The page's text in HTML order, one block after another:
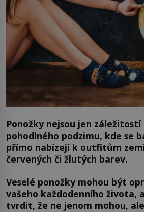
Ponožky nejsou jen
pohodlného podzimu, kde se
přímo nabízejí k outfitům
červených či žlutých barev.
Veselé ponožky mohou být
vašeho každodenního života,
tvrdit, že ne jenom mohou,